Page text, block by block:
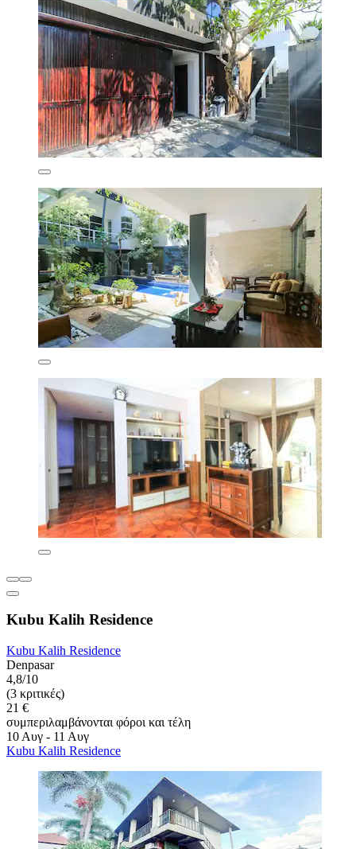
Kubu Kalih Residence
Kubu Kalih Residence
Denpasar
4,8/10
(3 κριτικές)
21 €
συμπεριλαμβάνονται φόροι και τέλη
10 Αυγ - 11 Αυγ
Kubu Kalih Residence